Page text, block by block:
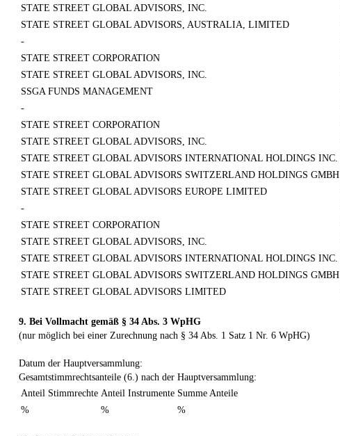
STATE STREET GLOBAL ADVISORS, INC.
STATE STREET GLOBAL ADVISORS, AUSTRALIA, LIMITED
-
STATE STREET CORPORATION
STATE STREET GLOBAL ADVISORS, INC.
SSGA FUNDS MANAGEMENT
-
STATE STREET CORPORATION
STATE STREET GLOBAL ADVISORS, INC.
STATE STREET GLOBAL ADVISORS INTERNATIONAL HOLDINGS INC.
STATE STREET GLOBAL ADVISORS SWITZERLAND HOLDINGS GMBH
STATE STREET GLOBAL ADVISORS EUROPE LIMITED
-
STATE STREET CORPORATION
STATE STREET GLOBAL ADVISORS, INC.
STATE STREET GLOBAL ADVISORS INTERNATIONAL HOLDINGS INC.
STATE STREET GLOBAL ADVISORS SWITZERLAND HOLDINGS GMBH
STATE STREET GLOBAL ADVISORS LIMITED
9. Bei Vollmacht gemäß § 34 Abs. 3 WpHG
(nur möglich bei einer Zurechnung nach § 34 Abs. 1 Satz 1 Nr. 6 WpHG)
Datum der Hauptversammlung:
Gesamtstimmrechtsanteile (6.) nach der Hauptversammlung:
Anteil Stimmrechte Anteil Instrumente Summe Anteile
%
% %